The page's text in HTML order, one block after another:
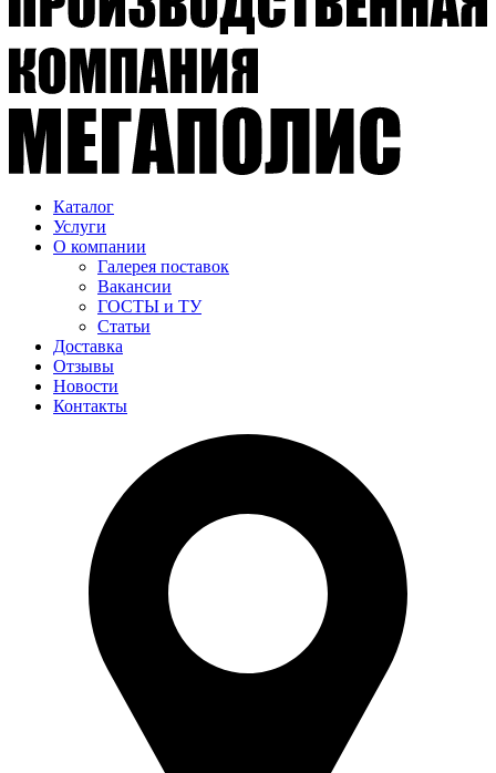
Каталог
Услуги
О компании
Галерея поставок
Вакансии
ГОСТЫ и ТУ
Статьи
Доставка
Отзывы
Новости
Контакты